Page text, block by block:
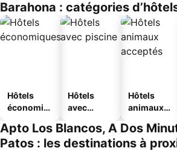
Barahona : catégories
Hôtels
économiq
Hôtels
avec
Hôtels
animaux
Apto Los Blancos, A Dos
Patos : les destinations à